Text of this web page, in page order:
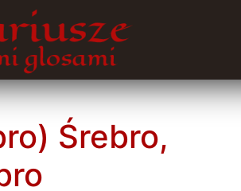
Śrebro,